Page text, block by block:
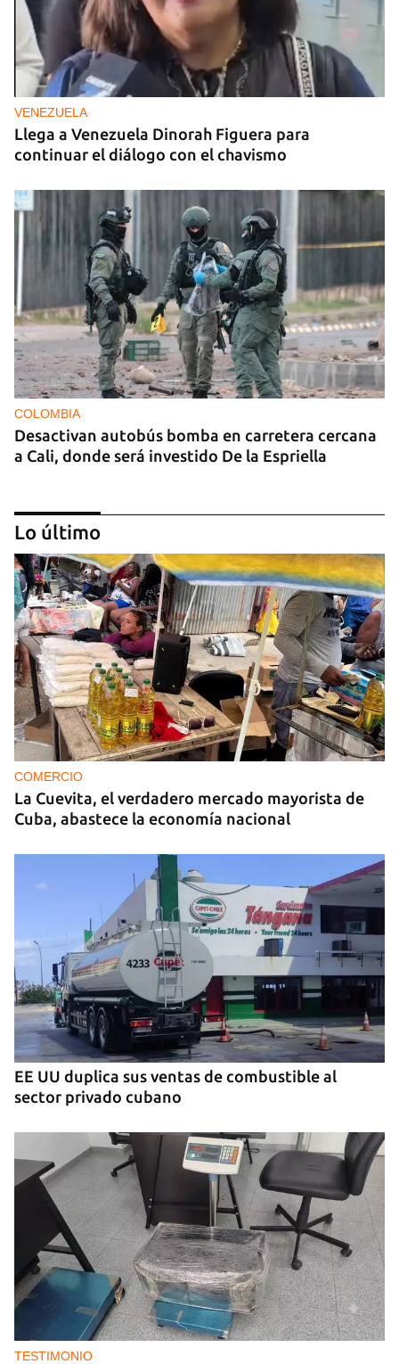
VENEZUELA
Llega a Venezuela Dinorah Figuera para
continuar el diálogo con el chavismo
COLOMBIA
Desactivan autobús bomba en carretera cercana
a Cali, donde será investido De la Espriella
MIAMI
La hija de un diplomático castrista expulsado de
EE UU en 2003 está bajo custodia del ICE
Lo último
COMERCIO
La Cuevita, el verdadero mercado mayorista de
Cuba, abastece la economía nacional
EE UU duplica sus ventas de combustible al
sector privado cubano
TESTIMONIO